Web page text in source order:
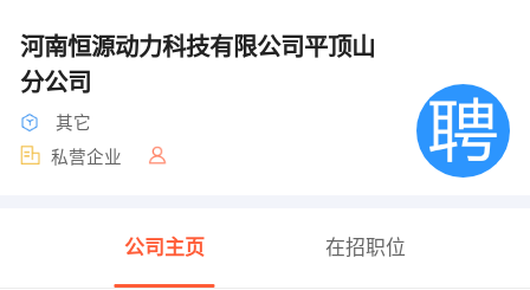
河南恒源动力科技有限公司平顶山
分公司
其它
私营企业
公司主页 在招职位